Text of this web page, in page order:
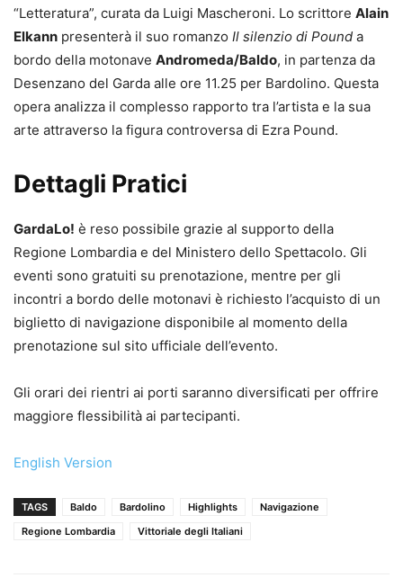
“Letteratura”, curata da Luigi Mascheroni. Lo scrittore Alain
Elkann presenterà il suo romanzo Il silenzio di Pound a
bordo della motonave Andromeda/Baldo, in partenza da
Desenzano del Garda alle ore 11.25 per Bardolino. Questa
opera analizza il complesso rapporto tra l’artista e la sua
arte attraverso la figura controversa di Ezra Pound.
Dettagli Pratici
GardaLo! è reso possibile grazie al supporto della
Regione Lombardia e del Ministero dello Spettacolo. Gli
eventi sono gratuiti su prenotazione, mentre per gli
incontri a bordo delle motonavi è richiesto l’acquisto di un
biglietto di navigazione disponibile al momento della
prenotazione sul sito ufficiale dell’evento.
Gli orari dei rientri ai porti saranno diversificati per offrire
maggiore flessibilità ai partecipanti.
English Version
TAGS Baldo Bardolino Highlights
Navigazione
Regione Lombardia
Vittoriale degli Italiani